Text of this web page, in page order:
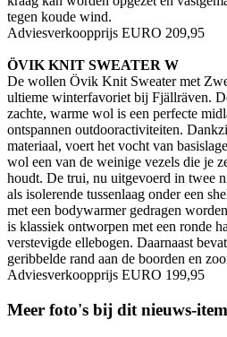
tegen koude wind.
Adviesverkoopprijs EURO 209,95
ÖVIK KNIT SWEATER W
De wollen Övik Knit Sweater met
ultieme winterfavoriet bij Fjällräven.
zachte, warme wol is een perfecte
ontspannen outdooractiviteiten.
materiaal, voert het vocht van
wol een van de weinige vezels die je
houdt. De trui, nu uitgevoerd in twee
als isolerende tussenlaag onder een
met een bodywarmer gedragen
is klassiek ontworpen met een ronde
verstevigde ellebogen. Daarnaast
geribbelde rand aan de boorden en
Adviesverkoopprijs EURO 199,95
Meer foto's bij dit nieuws-item